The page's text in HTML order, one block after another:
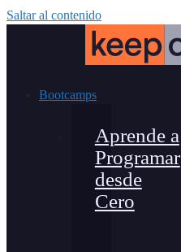
Saltar al contenido
Bootcamps
Aprende a
Programar
desde
Cero